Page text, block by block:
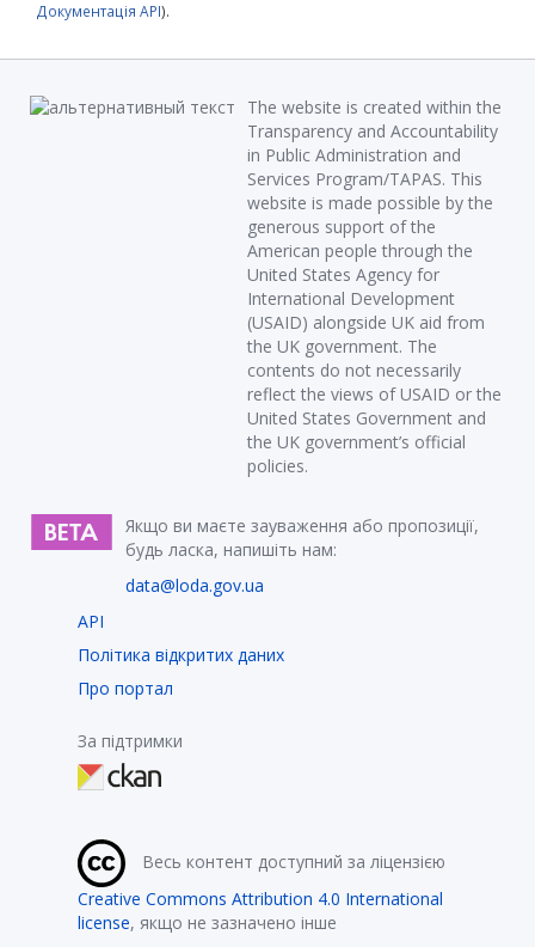
Документація API).
The website is created within the
Transparency and Accountability
in Public Administration and
Services Program/TAPAS. This
website is made possible by the
generous support of the
American people through the
United States Agency for
International Development
(USAID) alongside UK aid from
the UK government. The
contents do not necessarily
reflect the views of USAID or the
United States Government and
the UK government’s official
policies.
Якщо ви маєте зауваження або пропозиції,
будь ласка, напишіть нам:
data@loda.gov.ua
API
Політика відкритих даних
Про портал
За підтримки
Весь контент доступний за ліцензією
Creative Commons Attribution 4.0 International
license, якщо не зазначено інше